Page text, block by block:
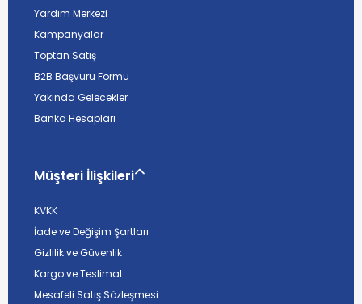
Yardım Merkezi
Kampanyalar
Toptan Satış
B2B Başvuru Formu
Yakında Gelecekler
Banka Hesapları
Müşteri İlişkileri
KVKK
İade ve Değişim Şartları
Gizlilik ve Güvenlik
Kargo ve Teslimat
Mesafeli Satış Sözleşmesi